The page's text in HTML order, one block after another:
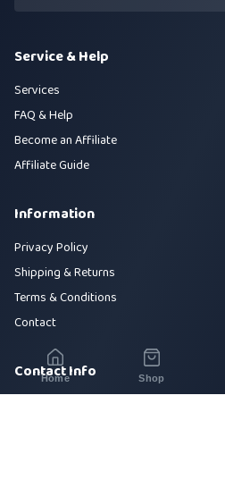
Service & Help
Services
FAQ & Help
Become an Affiliate
Affiliate Guide
Information
Privacy Policy
Shipping & Returns
Terms & Conditions
Contact
Contact Info
Home Shop